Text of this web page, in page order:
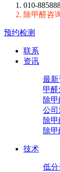
010-
除甲醛咨
预约检测
联系
资讯
最
甲
除
公司
除
除
技术
低